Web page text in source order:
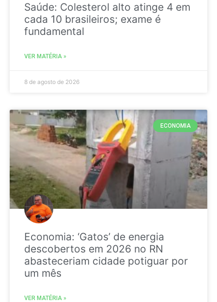
Saúde: Colesterol alto atinge 4 em
cada 10 brasileiros; exame é
fundamental
VER MATÉRIA »
8 de agosto de 2026
ECONOMIA
Economia: ‘Gatos’ de energia
descobertos em 2026 no RN
abasteceriam cidade potiguar por
um mês
VER MATÉRIA »